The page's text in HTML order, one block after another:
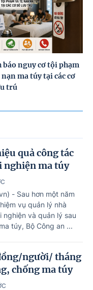
báo nguy cơ tội phạm
nạn ma túy tại các cơ
trú
quả công tác
nghiện ma túy
- Sau hơn một năm
vụ quản lý nhà
nghiện và quản lý sau
túy, Bộ Công an ...
người/ tháng
chống ma túy